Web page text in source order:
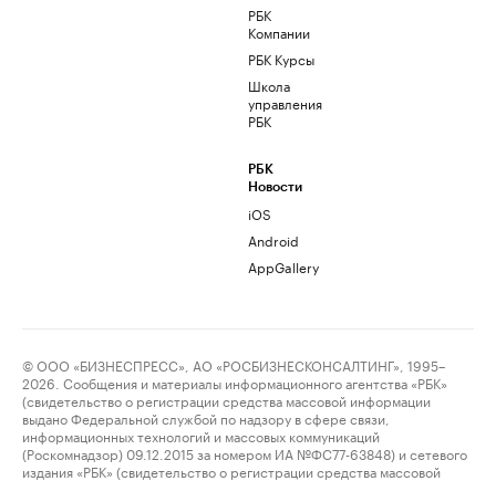
РБК
Компании
РБК Курсы
Школа
управления
РБК
РБК
Новости
iOS
Android
AppGallery
© ООО «БИЗНЕСПРЕСС», АО «РОСБИЗНЕСКОНСАЛТИНГ», 1995–
2026. Сообщения и материалы информационного агентства «РБК»
(свидетельство о регистрации средства массовой информации
выдано Федеральной службой по надзору в сфере связи,
информационных технологий и массовых коммуникаций
(Роскомнадзор) 09.12.2015 за номером ИА №ФС77-63848) и сетевого
издания «РБК» (свидетельство о регистрации средства массовой